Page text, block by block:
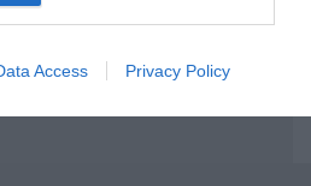
Access Privacy Policy